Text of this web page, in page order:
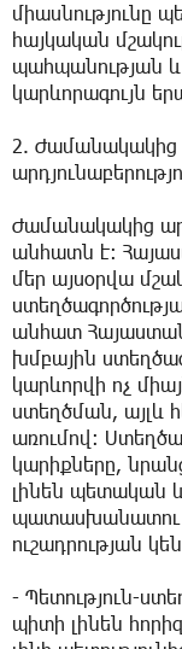
միասնությունը
հայկական
պահպանության և
կարևորագույն
2.
Ժամանակակից
անհատն է։
մեր այսօրվա
անհատ
խմբային
կարևորվի ոչ
ստեղծման, այլև
առումով։
կարիքները,
լինեն պետական
պատասխանատու
ուշադրության
- Պետություն-
պիտի լինեն